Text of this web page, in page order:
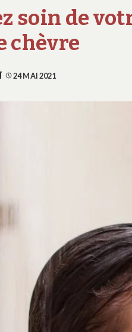
soin de
chèvre
24 MAI 2021